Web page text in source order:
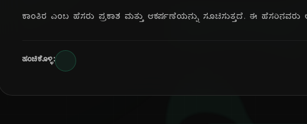
ಕಾಂತಿರ ಎಂಬ ಹೆಸರು ಪ್ರಕಾಶ ಮತ್ತು ಆಕರ್ಷಣೆಯನ್ನು ಸೂಚಿಸುತ್ತದೆ. ಈ ಹೆಸರಿನವರು
ಹಂಚಿಕೊಳ್ಳಿ: